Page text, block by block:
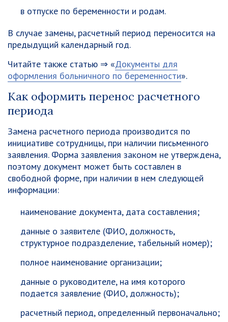
в отпуске по беременности и родам.
В случае замены, расчетный период переносится на
предыдущий календарный год.
Читайте также статью ⇒ «Документы для
оформления больничного по беременности».
Как оформить перенос расчетного
периода
Замена расчетного периода производится по
инициативе сотрудницы, при наличии письменного
заявления. Форма заявления законом не утверждена,
поэтому документ может быть составлен в
свободной форме, при наличии в нем следующей
информации:
наименование документа, дата составления;
данные о заявителе (ФИО, должность,
структурное подразделение, табельный номер);
полное наименование организации;
данные о руководителе, на имя которого
подается заявление (ФИО, должность);
расчетный период, определенный первоначально;